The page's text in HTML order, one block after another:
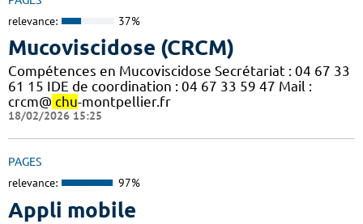
relevance: 37%
Mucoviscidose (CRCM)
Compétences en Mucoviscidose Secrétariat : 04 67 33
61 15 IDE de coordination : 04 67 33 59 47 Mail :
crcm@ chu-montpellier.fr
18/02/2026 15:25
PAGES
relevance: 97%
Appli mobile